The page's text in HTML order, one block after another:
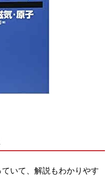
いて、解説もわかりやす